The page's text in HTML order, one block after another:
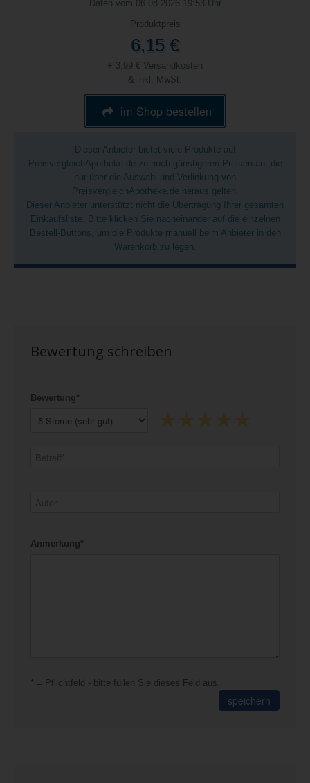
Daten vom 06.08.2026 19:53 Uhr
Produktpreis
6,15 €
+ 3,99 € Versandkosten
& inkl. MwSt.
im Shop bestellen
Dieser Anbieter bietet viele Produkte auf
PreisvergleichApotheke.de zu noch günstigeren Preisen an, die
nur über die Auswahl und Verlinkung von
PreisvergleichApotheke.de heraus gelten.
Dieser Anbieter unterstützt nicht die Übertragung Ihrer gesamten
Einkaufsliste. Bitte klicken Sie nacheinander auf die einzelnen
Bestell-Buttons, um die Produkte manuell beim Anbieter in den
Warenkorb zu legen.
Bewertung schreiben
Bewertung*
Anmerkung*
* = Pflichtfeld - bitte füllen Sie dieses Feld aus.
speichern